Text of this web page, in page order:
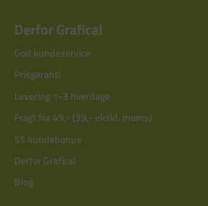
Derfor Grafical
God kundeservice
Prisgaranti
Levering 1-3 hverdage
Fragt fra 49,- (39,- ekskl. moms)
5% kundebonus
Derfor Grafical
Blog